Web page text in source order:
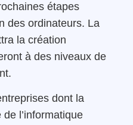
étapes
des ordinateurs. La
la création
à des niveaux de
dont la
l’informatique